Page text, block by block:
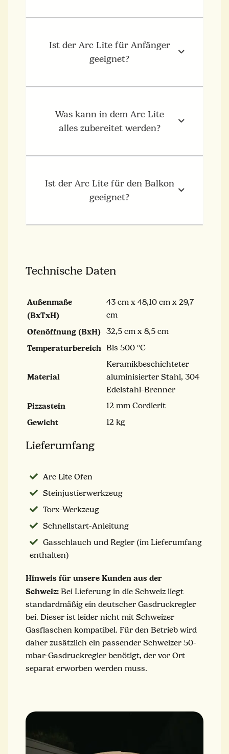
Ist der Arc Lite für Anfänger
geeignet?
Was kann in dem Arc Lite
alles zubereitet werden?
Ist der Arc Lite für den Balkon
geeignet?
Technische Daten
Außenmaße
(BxTxH)
43 cm x 48,10 cm x 29,7
cm
Ofenöffnung (BxH) 32,5 cm x 8,5 cm
Temperaturbereich Bis 500 °C
Material
Keramikbeschichteter
aluminisierter Stahl, 304
Edelstahl-Brenner
Pizzastein 12 mm Cordierit
Gewicht 12 kg
Lieferumfang
Arc Lite Ofen
Steinjustierwerkzeug
Torx-Werkzeug
Schnellstart-Anleitung
Gasschlauch und Regler (im Lieferumfang
enthalten)
Hinweis für unsere Kunden aus der
Schweiz: Bei Lieferung in die Schweiz liegt
standardmäßig ein deutscher Gasdruckregler
bei. Dieser ist leider nicht mit Schweizer
Gasflaschen kompatibel. Für den Betrieb wird
daher zusätzlich ein passender Schweizer 50-
mbar-Gasdruckregler benötigt, der vor Ort
separat erworben werden muss.